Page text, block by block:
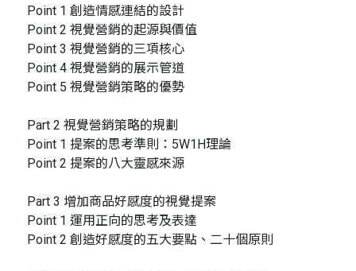
Point 1 創造情感連結的設計
Point 2 視覺營銷的起源與價值
Point 3 視覺營銷的三項核心
Point 4 視覺營銷的展示管道
Point 5 視覺營銷策略的優勢
Part 2 視覺營銷策略的規劃
Point 1 提案的思考準則：5W1H理論
Point 2 提案的八大靈感來源
Part 3 增加商品好感度的視覺提案
Point 1 運用正向的思考及表達
Point 2 創造好感度的五大要點、二十個原則